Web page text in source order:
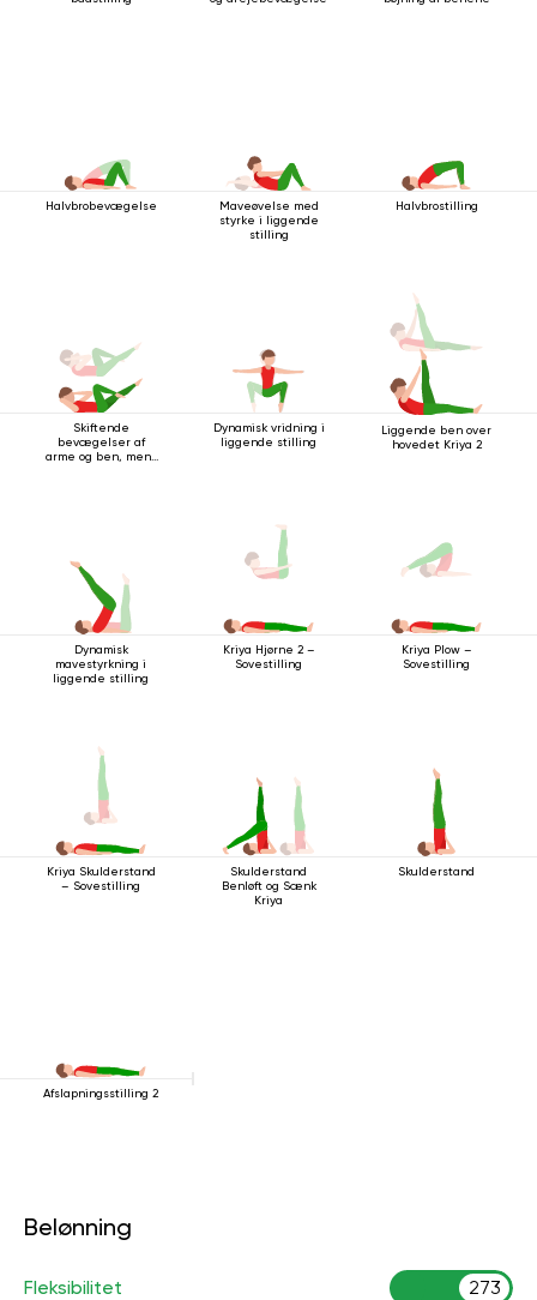
Halvbrobevægelse
Maveøvelse med
styrke i liggende
stilling
Halvbrostilling
Skiftende
bevægelser af
arme og ben, mens
Dynamisk vridning i
liggende stilling
Liggende ben over
hovedet Kriya 2
Dynamisk
mavestyrkning i
liggende stilling
Kriya Hjørne 2 –
Sovestilling
Kriya Plow –
Sovestilling
Kriya Skulderstand
– Sovestilling
Skulderstand
Benløft og Sænk
Kriya
Skulderstand
Afslapningsstilling 2
Belønning
Fleksibilitet 273